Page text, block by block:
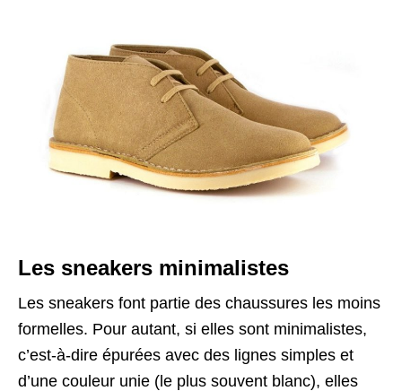
Les sneakers minimalistes
Les sneakers font partie des chaussures les moins
formelles. Pour autant, si elles sont minimalistes,
c’est-à-dire épurées avec des lignes simples et
d’une couleur unie (le plus souvent blanc), elles